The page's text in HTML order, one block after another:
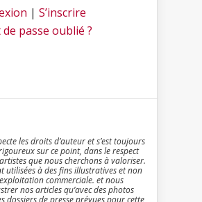
| S’inscrire
passe oublié ?
les droits d’auteur et s’est toujours
sur ce point, dans le respect
que nous cherchons à valoriser.
utilisées à des fins illustratives et non
commerciale. et nous
nos articles qu’avec des photos